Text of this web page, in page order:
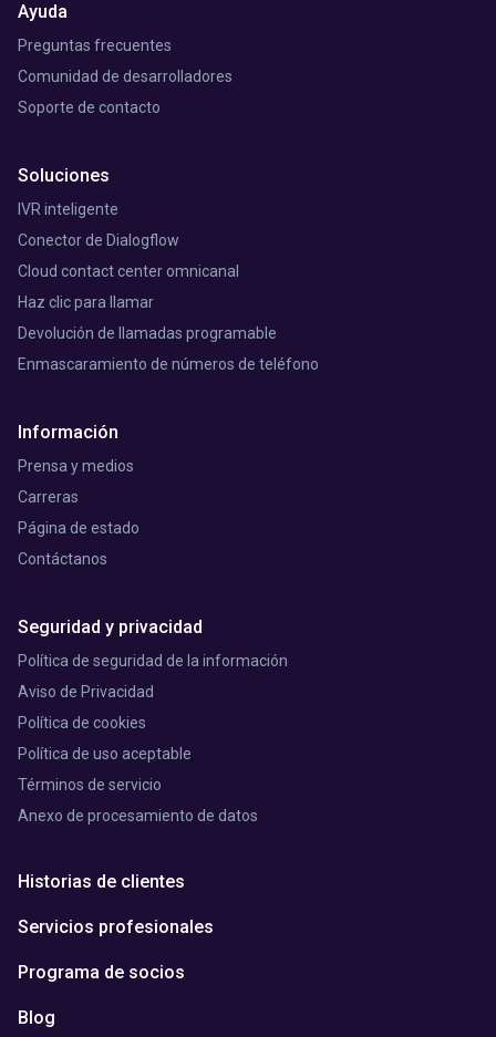
Soluciones
IVR inteligente
Conector de Dialogflow
Cloud contact center omnicanal
Haz clic para llamar
Devolución de llamadas programable
Enmascaramiento de números de teléfono
Ayuda
Preguntas frecuentes
Comunidad de desarrolladores
Soporte de contacto
Información
Prensa y medios
Carreras
Página de estado
Contáctanos
Seguridad y privacidad
Política de seguridad de la información
Aviso de Privacidad
Política de cookies
Política de uso aceptable
Términos de servicio
Anexo de procesamiento de datos
Historias de clientes
Servicios profesionales
Programa de socios
Blog